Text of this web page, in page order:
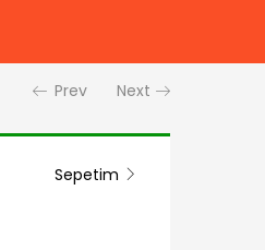
Prev Next
Sepetim